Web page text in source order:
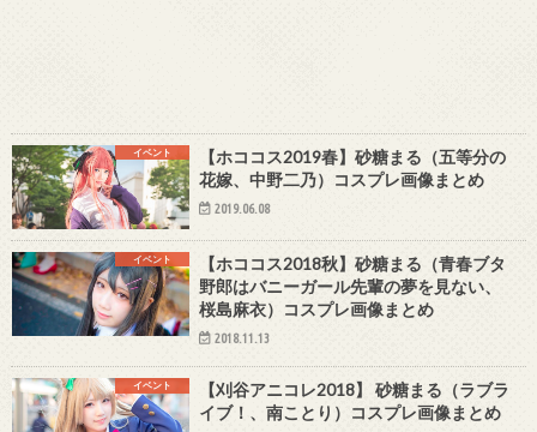
イベント
【ホココス2019春】砂糖まる（五等分の
花嫁、中野二乃）コスプレ画像まとめ
2019.06.08
イベント
【ホココス2018秋】砂糖まる（青春ブタ
野郎はバニーガール先輩の夢を見ない、
桜島麻衣）コスプレ画像まとめ
2018.11.13
イベント
【刈谷アニコレ2018】 砂糖まる（ラブラ
イブ！、南ことり）コスプレ画像まとめ